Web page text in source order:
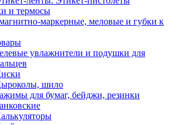
и термосы
маркерные, меловые и губки к
увлажнители и подушки для
шило
для бумаг, бейджи, резинки